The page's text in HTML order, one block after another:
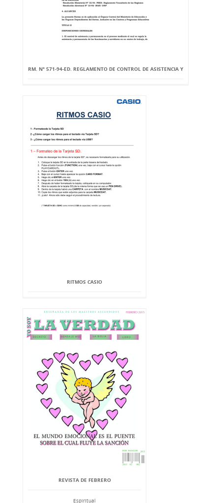
RM. Nº 571-94-ED. REGLAMENTO DE CONTROL DE ASISTENCIA Y
RITMOS CASIO
REVISTA DE FEBRERO
Espiritual